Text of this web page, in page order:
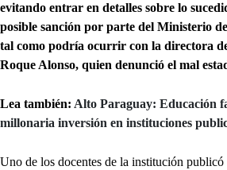
evitando entrar en detalles sobre lo
posible sanción por parte del Ministerio
tal como podría ocurrir con la directora
Roque Alonso, quien denunció el mal
Lea también: Alto Paraguay: Educación
millonaria inversión en instituciones
Uno de los docentes de la institución publicó